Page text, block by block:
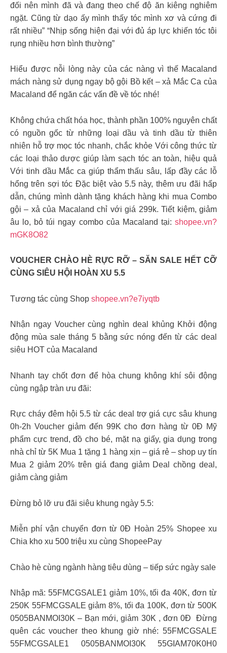
đối nên mình đã và đang theo chế độ ăn kiêng nghiêm
ngặt. Cũng từ dạo ấy mình thấy tóc mình xơ và cứng đi
rất nhiều” “Nhịp sống hiện đại với đủ áp lực khiến tóc tôi
rụng nhiều hơn bình thường”
Hiểu được nỗi lòng này của các nàng vì thế Macaland
mách nàng sử dụng ngay bộ gội Bồ kết – xả Mắc Ca của
Macaland để ngăn các vấn đề về tóc nhé!
Không chứa chất hóa học, thành phần 100% nguyên chất
có nguồn gốc từ những loại dầu và tinh dầu từ thiên
nhiên hỗ trợ mọc tóc nhanh, chắc khỏe Với công thức từ
các loại thảo dược giúp làm sạch tóc an toàn, hiệu quả
Với tinh dầu Mắc ca giúp thẩm thấu sâu, lấp đầy các lỗ
hổng trên sợi tóc Đặc biệt vào 5.5 này, thêm ưu đãi hấp
dẫn, chúng mình dành tặng khách hàng khi mua Combo
gội – xả của Macaland chỉ với giá 299k. Tiết kiệm, giảm
âu lo, bỏ túi ngay combo của Macaland tại: shopee.vn?
mGK8O82
VOUCHER CHÀO HÈ RỰC RỠ – SĂN SALE HẾT CỠ
CÙNG SIÊU HỘI HOÀN XU 5.5
Tương tác cùng Shop shopee.vn?e7iyqtb
Nhận ngay Voucher cùng nghìn deal khủng Khởi động
động mùa sale tháng 5 bằng sức nóng đến từ các deal
siêu HOT của Macaland
Nhanh tay chốt đơn để hòa chung không khí sôi động
cùng ngập tràn ưu đãi:
Rực cháy đêm hội 5.5 từ các deal trợ giá cực sâu khung
0h-2h Voucher giảm đến 99K cho đơn hàng từ 0Đ ️Mỹ
phẩm cực trend, đồ cho bé, mặt nạ giấy, gia dụng trong
nhà chỉ từ 5K Mua 1 tặng 1 hàng xịn – giá rẻ – shop uy tín
Mua 2 giảm 20% trên giá đang giảm Deal chồng deal,
giảm càng giảm
Đừng bỏ lỡ ưu đãi siêu khung ngày 5.5:
Miễn phí vận chuyển đơn từ 0Đ Hoàn 25% Shopee xu
Chia kho xu 500 triệu xu cùng ShopeePay
Chào hè cùng ngành hàng tiêu dùng – tiếp sức ngày sale
Nhập mã: 55FMCGSALE1 giảm 10%, tối đa 40K, đơn từ
250K 55FMCGSALE giảm 8%, tối đa 100K, đơn từ 500K
0505BANMOI30K – Bạn mới, giảm 30K , đơn 0Đ ️ Đừng
quên các voucher theo khung giờ nhé: 55FMCGSALE
55FMCGSALE1 0505BANMOI30K 55GIAM70K0H0